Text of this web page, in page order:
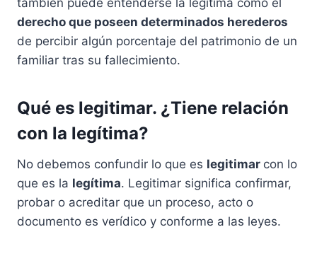
también puede entenderse la legítima como el
derecho que poseen determinados herederos
de percibir algún porcentaje del patrimonio de un
familiar tras su fallecimiento.
Qué es legitimar. ¿Tiene relación
con la legítima?
No debemos confundir lo que es legitimar con lo
que es la legítima. Legitimar significa confirmar,
probar o acreditar que un proceso, acto o
documento es verídico y conforme a las leyes.